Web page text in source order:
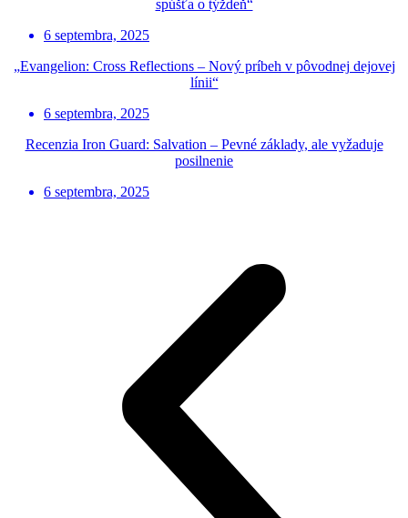
spúšťa o týždeň“
6 septembra, 2025
„Evangelion: Cross Reflections – Nový príbeh v pôvodnej dejovej
línii“
6 septembra, 2025
Recenzia Iron Guard: Salvation – Pevné základy, ale vyžaduje
posilnenie
6 septembra, 2025